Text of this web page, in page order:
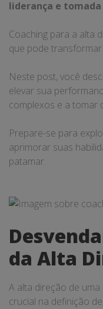
liderança e tomada
Coaching para a alta
que pode
Neste post, você
elevar sua
complexos e a tomar
Prepare-se para
aprimorar suas
patamar.
da Alta
A alta direção de
crucial na definição